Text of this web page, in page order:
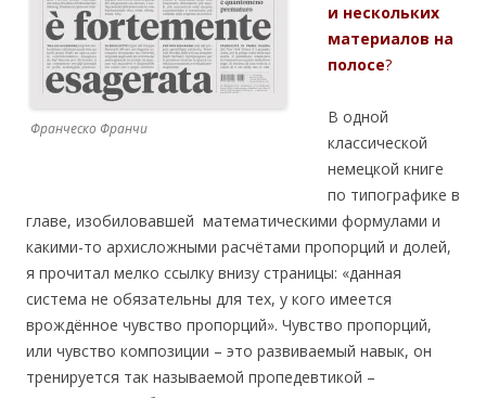
Франческо Франчи
и нескольких
материалов на
полосе?
В одной
классической
немецкой книге
по типографике в
главе, изобиловавшей математическими формулами и
какими-то архисложными расчётами пропорций и долей,
я прочитал мелко ссылку внизу страницы: «данная
система не обязательны для тех, у кого имеется
врождённое чувство пропорций». Чувство пропорций,
или чувство композиции – это развиваемый навык, он
тренируется так называемой пропедевтикой –